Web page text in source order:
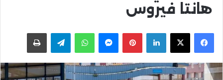
هانتا فيروس
Facebook
X
LinkedIn
Pinterest
Messenger
WhatsApp
Telegramاطبعها